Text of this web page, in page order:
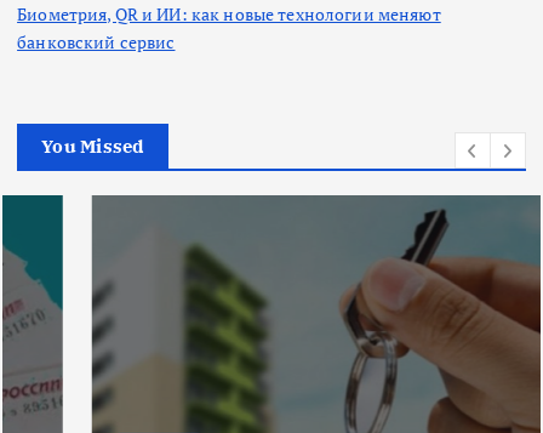
Биометрия, QR и ИИ: как новые технологии меняют
банковский сервис
You Missed